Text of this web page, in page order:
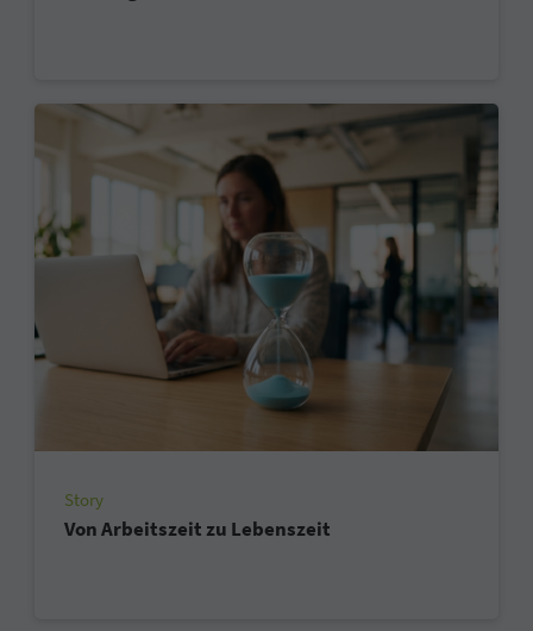
Story
Von Arbeitszeit zu Lebenszeit